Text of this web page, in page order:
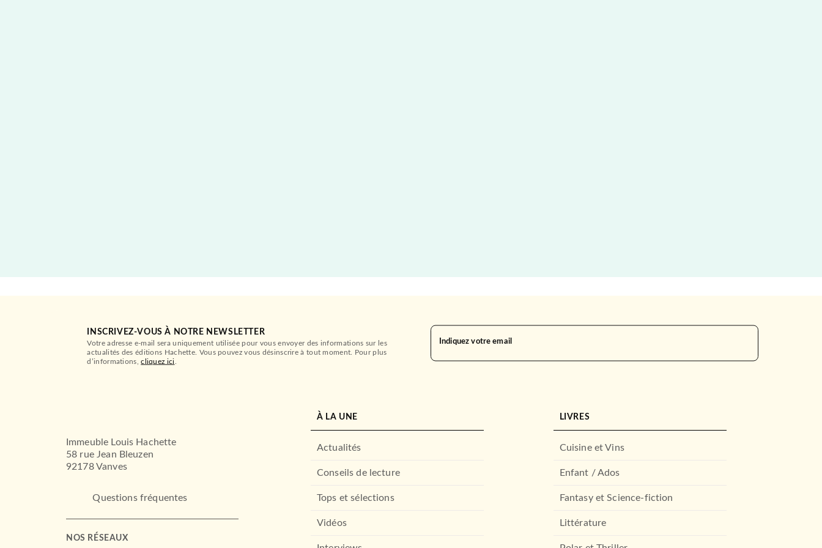
INSCRIVEZ-VOUS À NOTRE NEWSLETTER
Votre adresse e-mail sera uniquement utilisée pour vous envoyer des informations sur les
actualités des éditions Hachette. Vous pouvez vous désinscrire à tout moment. Pour plus
d’informations,cliquez ici
Indiquez votre email
Immeuble Louis Hachette
58 rue Jean Bleuzen
92178 Vanves
Questions fréquentes
NOS RÉSEAUX
À LA UNE
Actualités
Conseils de lecture
Tops et sélections
Vidéos
LIVRES
Cuisine et Vins
Enfant / Ados
Fantasy et Science-fiction
Littérature